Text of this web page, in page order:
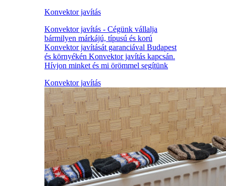
Konvektor javítás
Konvektor javítás - Cégünk vállalja
bármilyen márkájú, típusú és korú
Konvektor javítását garanciával Budapest
és környékén Konvektor javítás kapcsán.
Hívjon minket és mi örömmel segítünk
Konvektor javítás